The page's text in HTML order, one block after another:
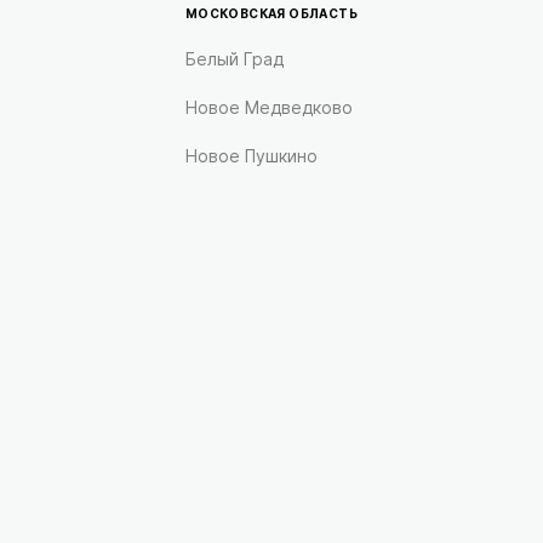
МОСКОВСКАЯ ОБЛАСТЬ
Белый Град
Новое Медведково
Новое Пушкино